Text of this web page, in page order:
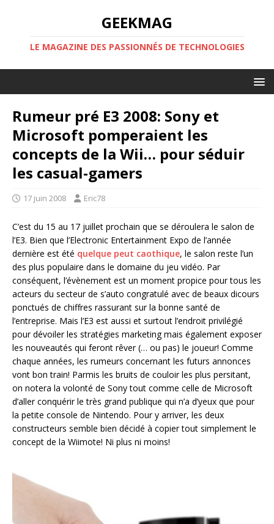
GEEKMAG
LE MAGAZINE DES PASSIONNÉS DE TECHNOLOGIES
Rumeur pré E3 2008: Sony et
Microsoft pomperaient les
concepts de la Wii… pour séduir
les casual-gamers
17 juin 2008 Eric78
C’est du 15 au 17 juillet prochain que se déroulera le salon de
l’E3. Bien que l’Electronic Entertainment Expo de l’année
dernière est été quelque peut caothique, le salon reste l’un
des plus populaire dans le domaine du jeu vidéo. Par
conséquent, l’évènement est un moment propice pour tous les
acteurs du secteur de s’auto congratulé avec de beaux dicours
ponctués de chiffres rassurant sur la bonne santé de
l’entreprise. Mais l’E3 est aussi et surtout l’endroit privilégié
pour dévoiler les stratégies marketing mais également exposer
les nouveautés qui feront rêver (… ou pas) le joueur! Comme
chaque années, les rumeurs concernant les futurs annonces
vont bon train! Parmis les bruits de couloir les plus persitant,
on notera la volonté de Sony tout comme celle de Microsoft
d’aller conquérir le très grand publique qui n’a d’yeux que pour
la petite console de Nintendo. Pour y arriver, les deux
constructeurs semble bien décidé à copier tout simplement le
concept de la Wiimote! Ni plus ni moins!